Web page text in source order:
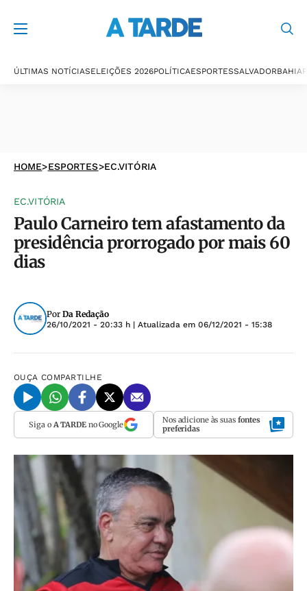
ÚLTIMAS NOTÍCIASELEIÇÕES 2026POLÍTICAESPORTESSALVADORBAHIA
HOME>ESPORTES>EC.VITÓRIA
EC.VITÓRIA
Paulo Carneiro tem afastamento da
presidência prorrogado por mais 60
dias
Por Da Redação
26/10/2021 - 20:33 h | Atualizada em 06/12/2021 - 15:38
OUÇA COMPARTILHE
Siga o A TARDEno Google Nos adicione às suas fontes
preferidas